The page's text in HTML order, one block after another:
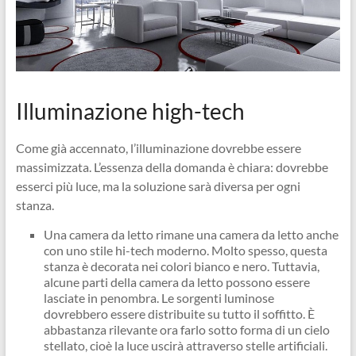
Illuminazione high-tech
Come già accennato, l’illuminazione dovrebbe essere
massimizzata. L’essenza della domanda è chiara: dovrebbe
esserci più luce, ma la soluzione sarà diversa per ogni
stanza.
Una camera da letto rimane una camera da letto anche
con uno stile hi-tech moderno. Molto spesso, questa
stanza è decorata nei colori bianco e nero. Tuttavia,
alcune parti della camera da letto possono essere
lasciate in penombra. Le sorgenti luminose
dovrebbero essere distribuite su tutto il soffitto. È
abbastanza rilevante ora farlo sotto forma di un cielo
stellato, cioè la luce uscirà attraverso stelle artificiali.